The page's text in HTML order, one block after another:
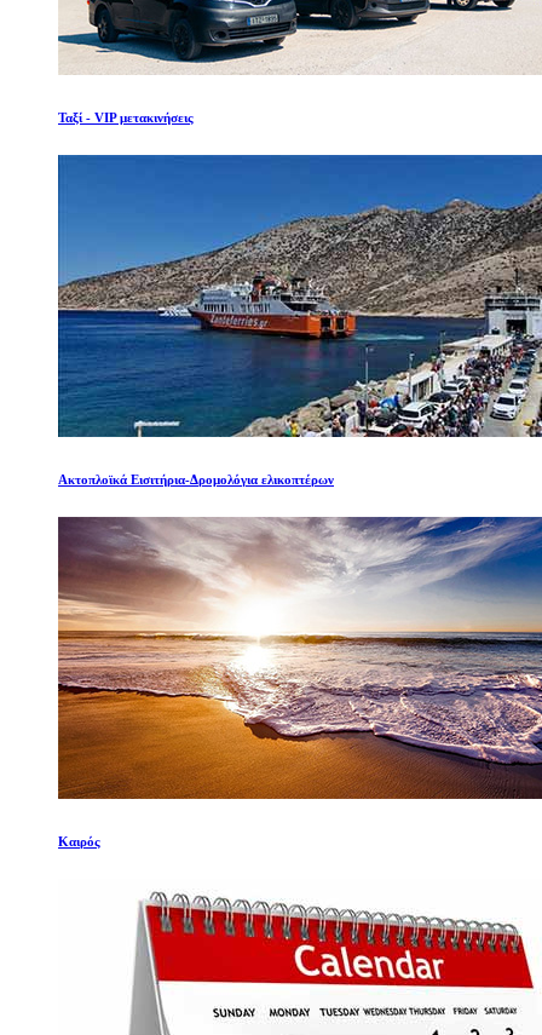
Ταξί - VIP μετακινήσεις
Ακτοπλοϊκά Εισιτήρια-Δρομολόγια ελικοπτέρων
Καιρός